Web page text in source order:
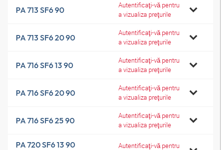
PA 713 SF6 90
Autentificaţi-vă pentru
a vizualiza preţurile
PA 713 SF6 20 90
Autentificaţi-vă pentru
a vizualiza preţurile
PA 716 SF6 13 90
Autentificaţi-vă pentru
a vizualiza preţurile
PA 716 SF6 20 90
Autentificaţi-vă pentru
a vizualiza preţurile
PA 716 SF6 25 90
Autentificaţi-vă pentru
a vizualiza preţurile
PA 720 SF6 13 90
Autentificaţi-vă pentru